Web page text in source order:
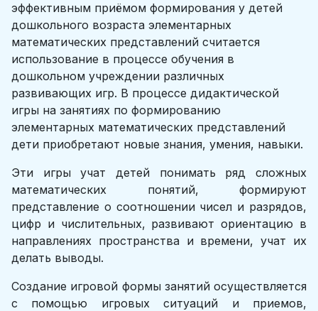
эффективным приёмом формирования у детей
дошкольного возраста элементарных
математических представлений считается
использование в процессе обучения в
дошкольном учреждении различных
развивающих игр. В процессе дидактической
игры на занятиях по формированию
элементарных математических представлений
дети приобретают новые знания, умения, навыки.
Эти игры учат детей понимать ряд сложных
математических понятий, формируют
представление о соотношении чисел и разрядов,
цифр и числительных, развивают ориентацию в
направлениях пространства и времени, учат их
делать выводы.
Создание игровой формы занятий осуществляется
с помощью игровых ситуаций и приемов,